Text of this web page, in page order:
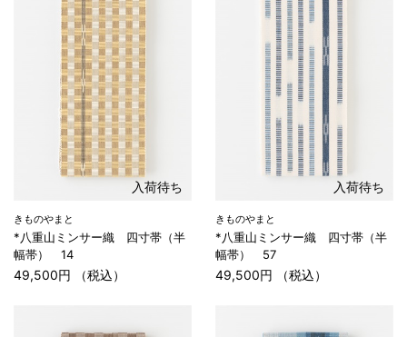
入荷待ち
きものやまと
*八重山ミンサー織 四寸帯（半
幅帯） 14
49,500円 （税込）
入荷待ち
きものやまと
*八重山ミンサー織 四寸帯（半
幅帯） 57
49,500円 （税込）